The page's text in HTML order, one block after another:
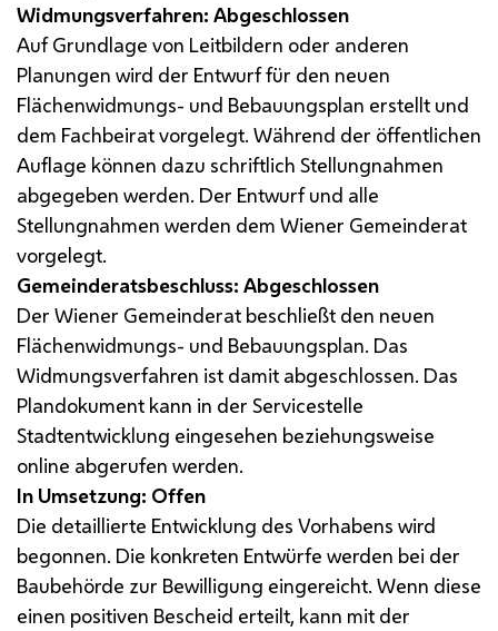
Widmungsverfahren: Abgeschlossen
Auf Grundlage von Leitbildern oder anderen
Planungen wird der Entwurf für den neuen
Flächenwidmungs- und Bebauungsplan erstellt und
dem Fachbeirat vorgelegt. Während der öffentlichen
Auflage können dazu schriftlich Stellungnahmen
abgegeben werden. Der Entwurf und alle
Stellungnahmen werden dem Wiener Gemeinderat
vorgelegt.
Gemeinderatsbeschluss: Abgeschlossen
Der Wiener Gemeinderat beschließt den neuen
Flächenwidmungs- und Bebauungsplan. Das
Widmungsverfahren ist damit abgeschlossen. Das
Plandokument kann in der Servicestelle
Stadtentwicklung eingesehen beziehungsweise
online abgerufen werden.
In Umsetzung: Offen
Die detaillierte Entwicklung des Vorhabens wird
begonnen. Die konkreten Entwürfe werden bei der
Baubehörde zur Bewilligung eingereicht. Wenn diese
einen positiven Bescheid erteilt, kann mit der